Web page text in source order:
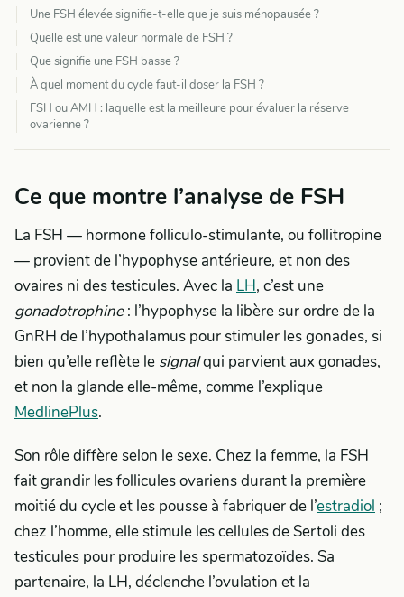
Une FSH élevée signifie-t-elle que je suis ménopausée ?
Quelle est une valeur normale de FSH ?
Que signifie une FSH basse ?
À quel moment du cycle faut-il doser la FSH ?
FSH ou AMH : laquelle est la meilleure pour évaluer la réserve
ovarienne ?
Ce que montre l’analyse de FSH
La FSH — hormone folliculo-stimulante, ou follitropine
— provient de l’hypophyse antérieure, et non des
ovaires ni des testicules. Avec la LH, c’est une
gonadotrophine: l’hypophyse la libère sur ordre de la
GnRH de l’hypothalamus pour stimuler les gonades, si
bien qu’elle reflète le signalqui parvient aux gonades,
et non la glande elle-même, comme l’explique
MedlinePlus.
Son rôle diffère selon le sexe. Chez la femme, la FSH
fait grandir les follicules ovariens durant la première
moitié du cycle et les pousse à fabriquer de l’estradiol ;
chez l’homme, elle stimule les cellules de Sertoli des
testicules pour produire les spermatozoïdes. Sa
partenaire, la LH, déclenche l’ovulation et la